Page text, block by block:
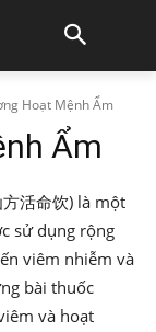
Hoạt Mệnh Ẩm
Ẩm
活命饮) là một
sử dụng rộng
viêm nhiễm và
bài thuốc
và hoạt